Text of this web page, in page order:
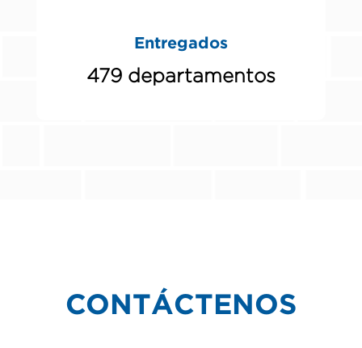
Entregados
479 departamentos
CONTÁCTENOS